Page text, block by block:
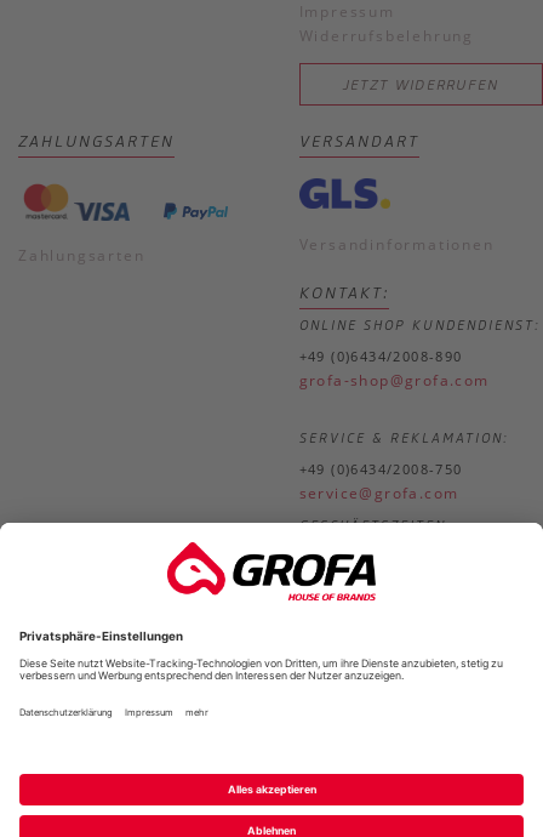
Impressum
Widerrufsbelehrung
JETZT WIDERRUFEN
ZAHLUNGSARTEN
Zahlungsarten
VERSANDART
Versandinformationen
KONTAKT:
ONLINE SHOP KUNDENDIENST:
+49 (0)6434/2008-890
grofa-shop@grofa.com
SERVICE & REKLAMATION:
+49 (0)6434/2008-750
service@grofa.com
GESCHÄFTSZEITEN:
Mo.-
Do.
8.30-18.00 Uhr
IMPRESSUM AGB KONTAKT